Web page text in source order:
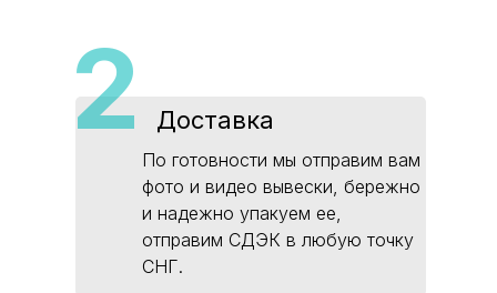
По готовности мы отправим вам
фото и видео вывески, бережно
и надежно упакуем ее,
отправим СДЭК в любую точку
СНГ.
Доставка
2